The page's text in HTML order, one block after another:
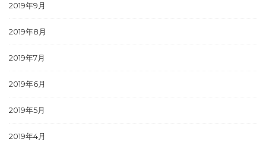
2019年9月
2019年8月
2019年7月
2019年6月
2019年5月
2019年4月